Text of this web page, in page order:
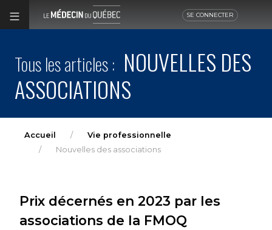
SE CONNECTER
Tous les articles : NOUVELLES DES
ASSOCIATIONS
Accueil
Vie professionnelle
Nouvelles des associations
Prix décernés en 2023 par les
associations de la FMOQ